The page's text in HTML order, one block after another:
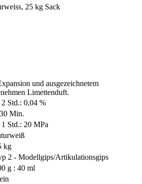
und ausgezeichnetem
Limettenduft.
2 Std.: 0,04 %
Min.
1 Std.: 20 MPa
kg
2 - Modellgips/Artikulationsgips
g : 40 ml